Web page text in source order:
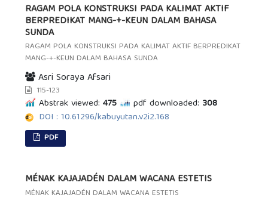
RAGAM POLA KONSTRUKSI PADA KALIMAT AKTIF
BERPREDIKAT MANG-+-KEUN DALAM BAHASA
SUNDA
RAGAM POLA KONSTRUKSI PADA KALIMAT AKTIF BERPREDIKAT
MANG-+-KEUN DALAM BAHASA SUNDA
Asri Soraya Afsari
115-123
Abstrak viewed: 475 pdf downloaded: 308
DOI : 10.61296/kabuyutan.v2i2.168
PDF
MÉNAK KAJAJADÉN DALAM WACANA ESTETIS
MÉNAK KAJAJADÉN DALAM WACANA ESTETIS